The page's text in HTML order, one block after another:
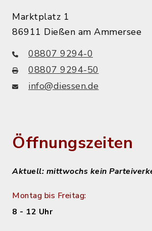
Marktplatz 1
86911 Dießen am Ammersee
08807 9294-0
08807 9294-50
info@diessen.de
Öffnungszeiten
Aktuell: mittwochs kein
Montag bis Freitag:
8 - 12 Uhr